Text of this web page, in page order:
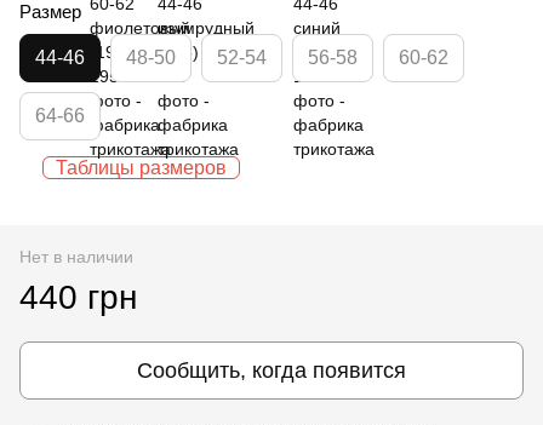
Размер
44-46 48-50 52-54 56-58 60-62
64-66
Таблицы размеров
Нет в наличии
440 грн
Сообщить, когда появится